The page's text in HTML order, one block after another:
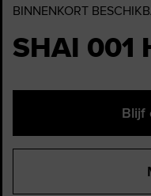
BINNENKORT
SHAI 001
Blijf